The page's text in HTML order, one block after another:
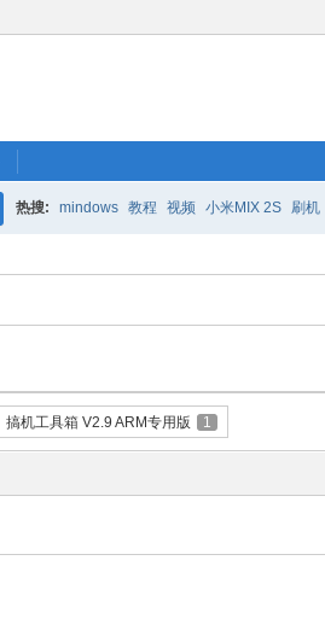
热搜: mindows 教程 视频 小米MIX 2S 刷机
搞机工具箱 V2.9 ARM专用版 1